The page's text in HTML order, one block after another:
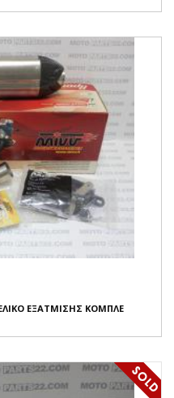
ΕΞΑΤΜΙΣΗΣ ΚΟΜΠΛΕ